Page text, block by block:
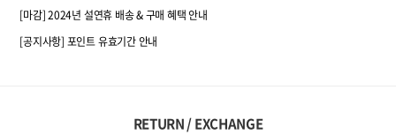
[마감] 2024년 설연휴 배송 & 구매 혜택 안내
[공지사항] 포인트 유효기간 안내
RETURN / EXCHANGE